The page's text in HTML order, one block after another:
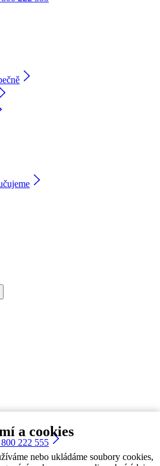
a cookies
nebo ukládáme soubory cookies,
222 555